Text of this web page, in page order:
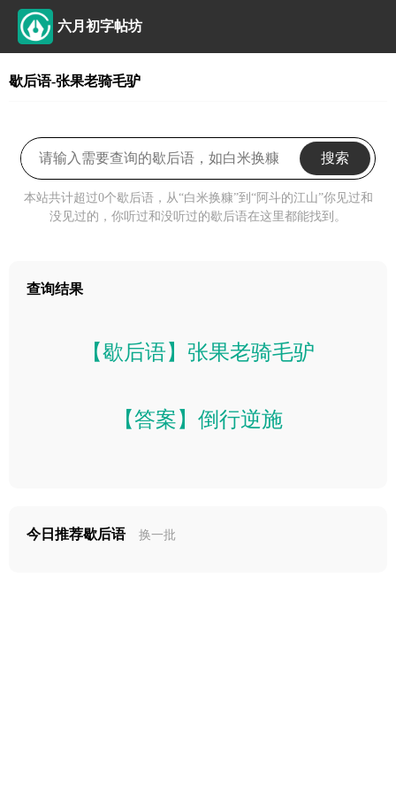
六月初字帖坊
歇后语-张果老骑毛驴
搜索
本站共计超过0个歇后语，从“白米换糠”到“阿斗的江山”你见过和
没见过的，你听过和没听过的歇后语在这里都能找到。
查询结果
【歇后语】张果老骑毛驴
【答案】倒行逆施
今日推荐歇后语 换一批